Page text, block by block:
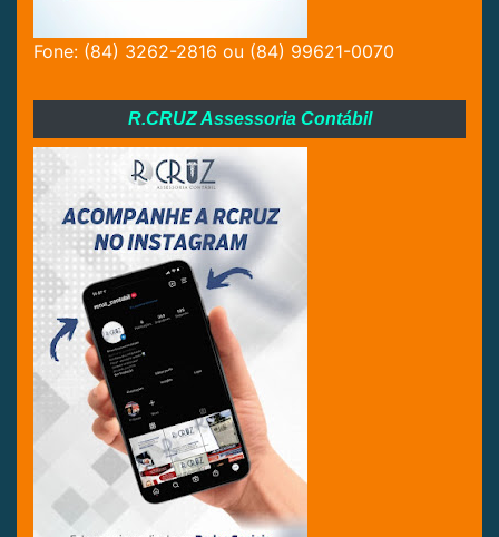
Fone: (84) 3262-2816 ou (84) 99621-0070
R.CRUZ Assessoria Contábil